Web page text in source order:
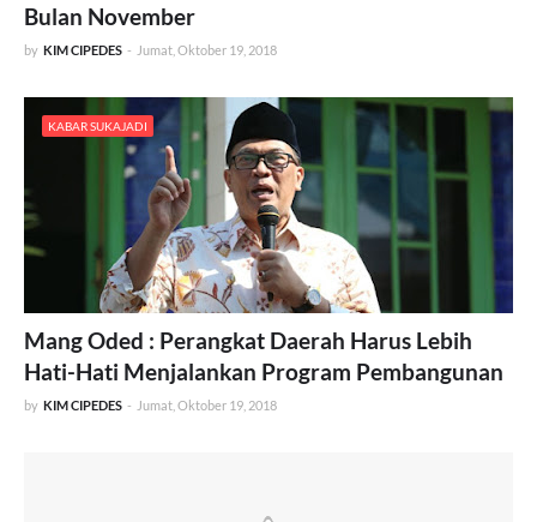
Bulan November
by KIM CIPEDES - Jumat, Oktober 19, 2018
KABAR SUKAJADI
Mang Oded : Perangkat Daerah Harus Lebih
Hati-Hati Menjalankan Program Pembangunan
by KIM CIPEDES - Jumat, Oktober 19, 2018